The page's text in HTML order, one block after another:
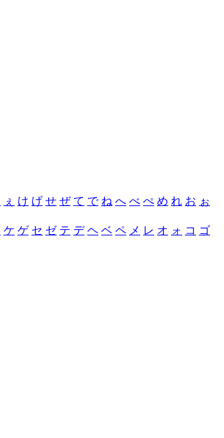
ぇ け げ せ ぜ て で ね へ べ ぺ め れ お ぉ
ケ ゲ セ ゼ テ デ ヘ ベ ペ メ レ オ ォ コ ゴ